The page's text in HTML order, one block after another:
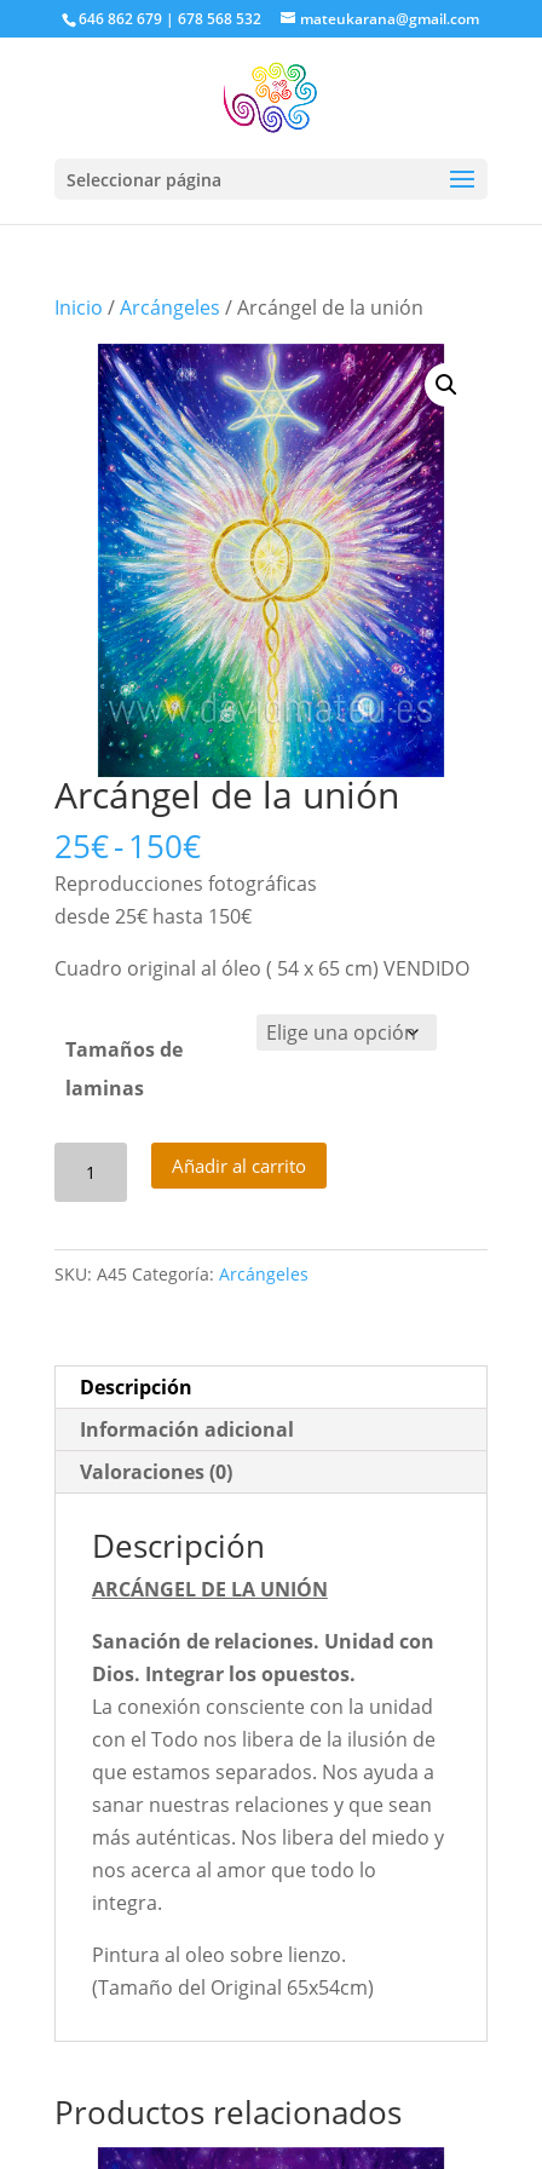
646 862 679 | 678 568 532 mateukarana@gmail.com
Seleccionar página
Inicio /Arcángeles / Arcángel de la unión
Arcángel de la unión
25€-150€Rango
de
precios:
25€
150€
Reproducciones fotográficas
desde 25€ hasta 150€
Cuadro original al óleo ( 54 x 65 cm) VENDIDO
Tamaños de
laminas
unión
cantidad
Añadir al carrito
SKU: A45 Categoría: Arcángeles
Descripción
Información adicional
Valoraciones (0)
Descripción
ARCÁNGEL DE LA UNIÓN
Sanación de relaciones. Unidad con
Dios. Integrar los opuestos.
La conexión consciente con la unidad
con el Todo nos libera de la ilusión de
que estamos separados. Nos ayuda a
sanar nuestras relaciones y que sean
más auténticas. Nos libera del miedo y
nos acerca al amor que todo lo
integra.
Pintura al oleo sobre lienzo.
(Tamaño del Original 65x54cm)
Productos relacionados